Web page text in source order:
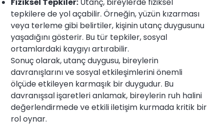
tepkilere de yol açabilir. Örneğin, yüzün kızarması
veya terleme gibi belirtiler, kişinin utanç duygusunu
yaşadığını gösterir. Bu tür tepkiler, sosyal
ortamlardaki kaygıyı artırabilir.
Sonuç olarak, utanç duygusu, bireylerin
davranışlarını ve sosyal etkileşimlerini önemli
ölçüde etkileyen karmaşık bir duygudur. Bu
davranışsal işaretleri anlamak, bireylerin ruh halini
değerlendirmede ve etkili iletişim kurmada kritik bir
rol oynar.